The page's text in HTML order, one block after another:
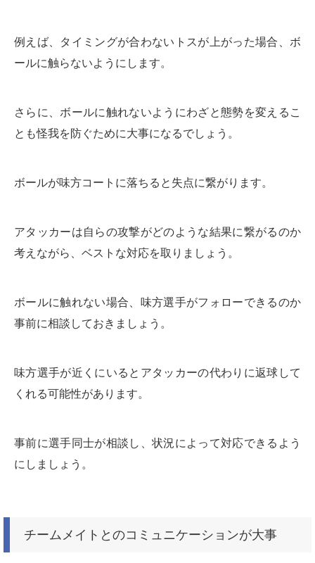
例えば、タイミングが合わないトスが上がった場合、ボ
ールに触らないようにします。
さらに、ボールに触れないようにわざと態勢を変えるこ
とも怪我を防ぐために大事になるでしょう。
ボールが味方コートに落ちると失点に繋がります。
アタッカーは自らの攻撃がどのような結果に繋がるのか
考えながら、ベストな対応を取りましょう。
ボールに触れない場合、味方選手がフォローできるのか
事前に相談しておきましょう。
味方選手が近くにいるとアタッカーの代わりに返球して
くれる可能性があります。
事前に選手同士が相談し、状況によって対応できるよう
にしましょう。
チームメイトとのコミュニケーションが大事